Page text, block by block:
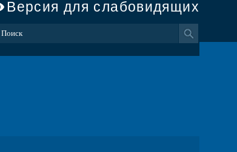
Версия для слабовидящих